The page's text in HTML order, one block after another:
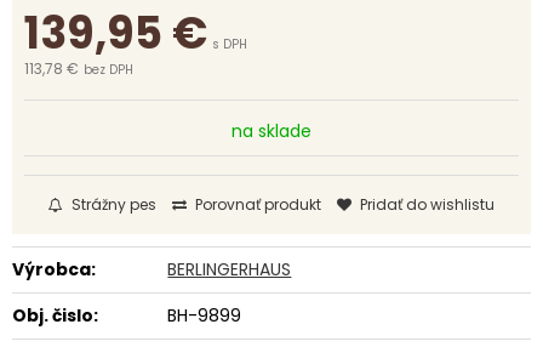
139,95€ s DPH
113,78 € bez DPH
na sklade
Strážny pes Porovnať produkt Pridať do wishlistu
Výrobca:
BERLINGERHAUS
Obj. čislo:
BH-9899